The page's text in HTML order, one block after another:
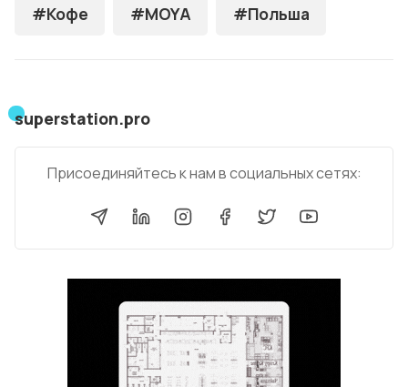
#Кофе #MOYA #Польша
superstation.pro
Присоединяйтесь к нам в социальных сетях: